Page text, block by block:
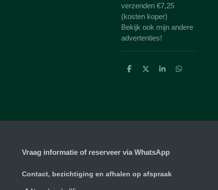
verzenden €7,25
(kosten koper)
Bekijk ook mijn andere
advertenties!
D
D
S
D
Vraag informatie of reserveer via WhatsApp
Contact, bezichtiging en afhalen op afspraak